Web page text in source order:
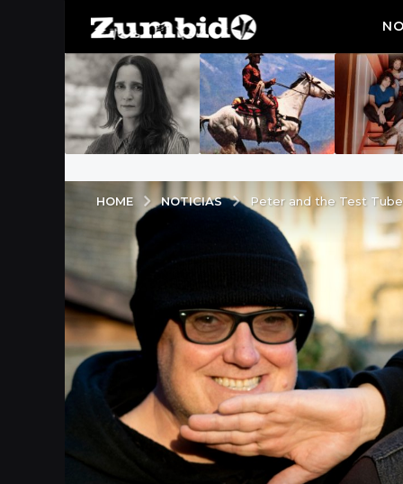
HOME NOTICIAS Peter and the Test